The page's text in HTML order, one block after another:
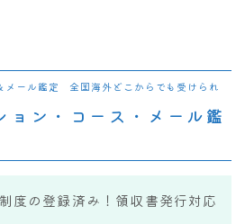
メール鑑定 全国海外どこからでも受けられ
ョン・コース・メール鑑
度の登録済み！領収書発行対応